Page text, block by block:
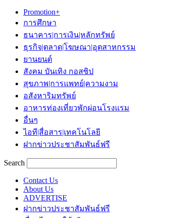
Promotion+
การศึกษา
ธนาคาร|การเงิน|หลักทรัพย์
ธุรกิจ|ตลาด|โฆษณา|อุตสาหกรรม
ยานยนต์
สังคม บันเทิง กอสซิป
สุขภาพ|การแพทย์|ความงาม
อสังหาริมทรัพย์
อาหารท่องเที่ยวพักผ่อนโรงแรม
อื่นๆ
ไอที|สื่อสาร|เทคโนโลยี
ฝากข่าวประชาสัมพันธ์ฟรี
Search
Contact Us
About Us
ADVERTISE
ฝากข่าวประชาสัมพันธ์ฟรี